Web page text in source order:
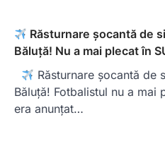
Răsturnare șocantă de
Băluță! Nu a mai plecat în
Răsturnare șocantă de
Băluță! Fotbalistul nu a mai
era anunțat…